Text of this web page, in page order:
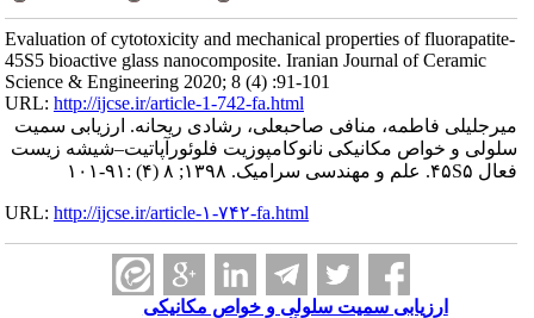
Evaluation of cytotoxicity and mechanical properties of fluorapatite-
45S5 bioactive glass nanocomposite. Iranian Journal of Ceramic
Science & Engineering 2020; 8 (4) :91-101
URL:http://ijcse.ir/article-1-742-fa.html
میرجلیلی فاطمه، منافی صاحبعلی، رشادی ریحانه. ارزیابی سمیت
سلولی و خواص مکانیکی نانوکامپوزیت فلوئورآپاتیت–شیشه زیست
فعال ۴۵S۵. علم و مهندسی سرامیک. ۱۳۹۸; ۸ (۴) :۹۱-۱۰۱
URL:http://ijcse.ir/article-۱-۷۴۲-fa.html
ارزیابی سمیت سلولی و خواص مکانیکی